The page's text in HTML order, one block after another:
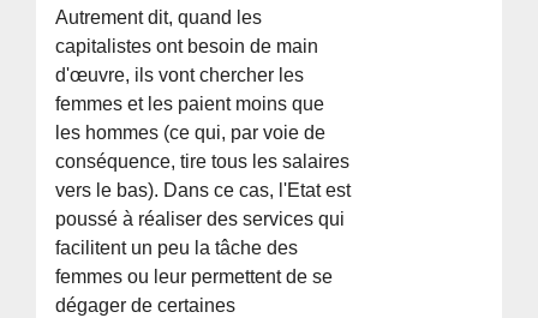
Autrement dit, quand les
capitalistes ont besoin de main
d'œuvre, ils vont chercher les
femmes et les paient moins que
les hommes (ce qui, par voie de
conséquence, tire tous les salaires
vers le bas). Dans ce cas, l'Etat est
poussé à réaliser des services qui
facilitent un peu la tâche des
femmes ou leur permettent de se
dégager de certaines